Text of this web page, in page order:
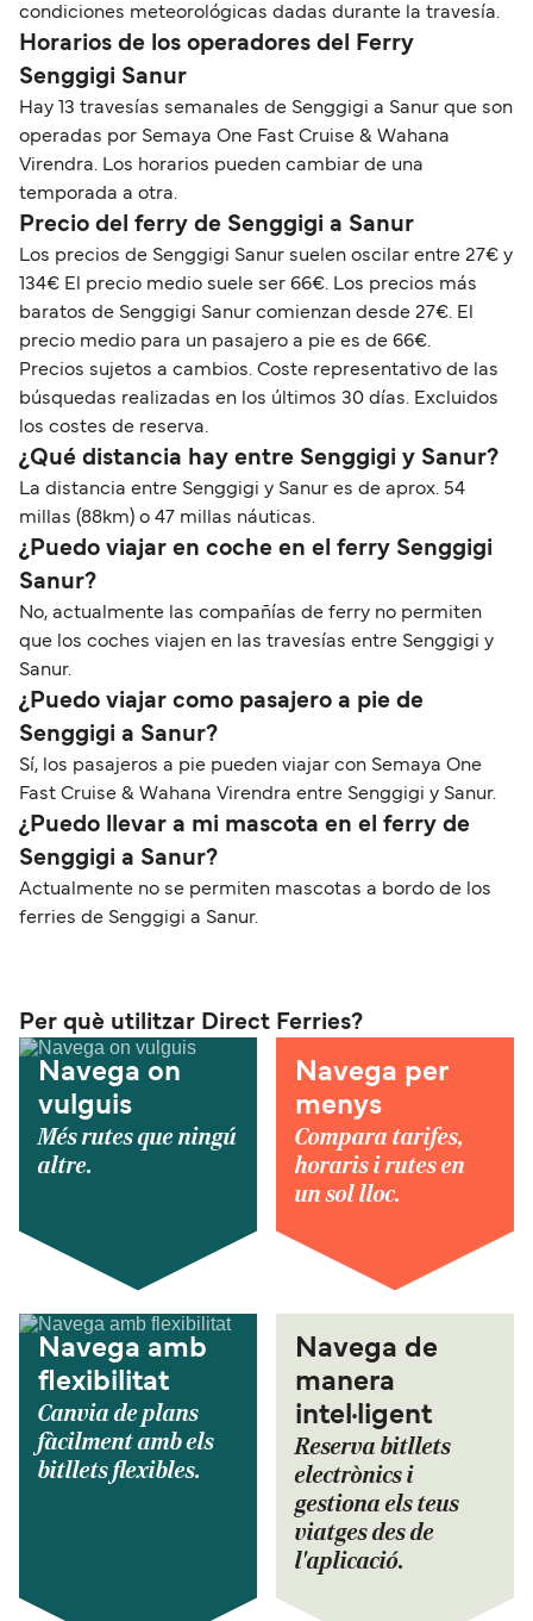
condiciones meteorológicas dadas durante la travesía.
Horarios de los operadores del Ferry
Senggigi Sanur
Hay 13 travesías semanales de Senggigi a Sanur que son
operadas por Semaya One Fast Cruise & Wahana
Virendra. Los horarios pueden cambiar de una
temporada a otra.
Precio del ferry de Senggigi a Sanur
Los precios de Senggigi Sanur suelen oscilar entre 27€ y
134€ El precio medio suele ser 66€. Los precios más
baratos de Senggigi Sanur comienzan desde 27€. El
precio medio para un pasajero a pie es de 66€.
Precios sujetos a cambios. Coste representativo de las
búsquedas realizadas en los últimos 30 días. Excluidos
los costes de reserva.
¿Qué distancia hay entre Senggigi y Sanur?
La distancia entre Senggigi y Sanur es de aprox. 54
millas (88km) o 47 millas náuticas.
¿Puedo viajar en coche en el ferry Senggigi
Sanur?
No, actualmente las compañías de ferry no permiten
que los coches viajen en las travesías entre Senggigi y
Sanur.
¿Puedo viajar como pasajero a pie de
Senggigi a Sanur?
Sí, los pasajeros a pie pueden viajar con Semaya One
Fast Cruise & Wahana Virendra entre Senggigi y Sanur.
¿Puedo llevar a mi mascota en el ferry de
Senggigi a Sanur?
Actualmente no se permiten mascotas a bordo de los
ferries de Senggigi a Sanur.
Per què utilitzar Direct Ferries?
Navega on
vulguis
Més rutes que ningú
altre.
Navega per
menys
Compara tarifes,
horaris i rutes en
un sol lloc.
Navega amb
flexibilitat
Canvia de plans
fàcilment amb els
bitllets flexibles.
Navega de
manera
intel·ligent
Reserva bitllets
electrònics i
gestiona els teus
viatges des de
l'aplicació.